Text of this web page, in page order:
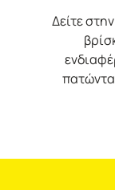
Δείτε